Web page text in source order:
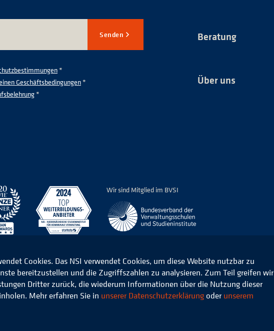
Senden
*
Geschäftsbedingungen*
*
Beratung
Über uns
Wir sind Mitglied im BVSI
Studieninstitut für kommunale Verwaltung e.V. Datenschutz
Cookies. Das NSI verwendet Cookies, um diese Website nutzbar zu
bereitzustellen und die Zugriffszahlen zu analysieren. Zum Teil greifen wir
Dritter zurück, die wiederum Informationen über die Nutzung dieser
Mehr erfahren Sie in unserer Datenschutzerklärung oder unserem